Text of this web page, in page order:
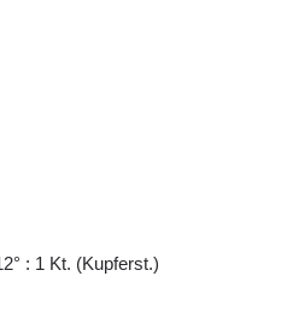
: 1 Kt. (Kupferst.)